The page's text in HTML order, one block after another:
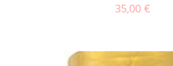
35,00 €